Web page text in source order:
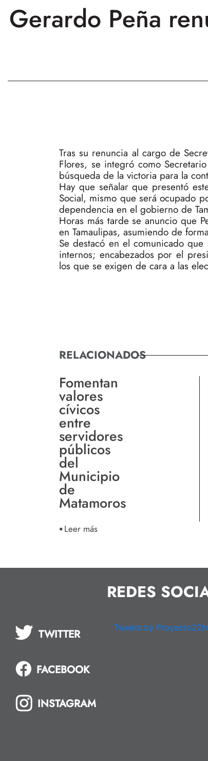
Gerardo Peña
Tras su renuncia al cargo de
Flores, se integró como
búsqueda de la victoria para la
Hay que señalar que presentó
Social, mismo que será ocupado
dependencia en el gobierno de
Horas más tarde se anuncio que
en Tamaulipas, asumiendo de
Se destacó en el comunicado
internos; encabezados por el
los que se exigen de cara a las
RELACIONADOS
Fomentan
valores
cívicos
entre
servidores
públicos
del
Municipio
de
Matamoros
Leer más
REDES
TWITTER
FACEBOOK
INSTAGRAM
Tweets by